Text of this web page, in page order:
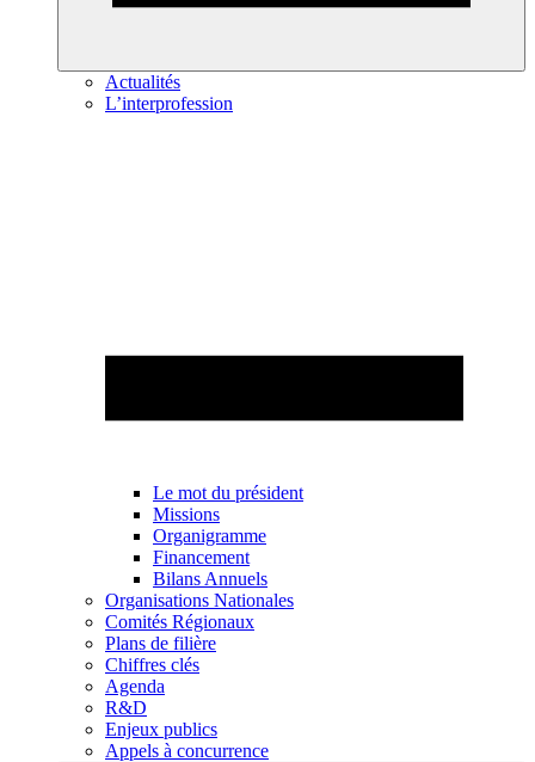
Actualités
L’interprofession
Le mot du président
Missions
Organigramme
Financement
Bilans Annuels
Organisations Nationales
Comités Régionaux
Plans de filière
Chiffres clés
Agenda
R&D
Enjeux publics
Appels à concurrence